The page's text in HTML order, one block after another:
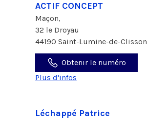
ACTIF CONCEPT
Maçon,
32 le Droyau
44190 Saint-Lumine-de-Clisson
Obtenir le numéro
Plus d'infos
Léchappé Patrice